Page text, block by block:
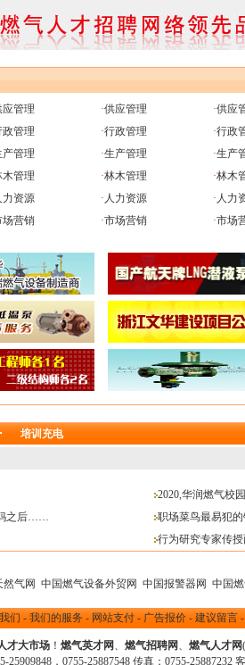
应管理 ·供应管理 ·供应
政管理 ·行政管理 ·行政
产管理 ·生产管理 ·生产
木管理 ·林木管理 ·林木
力资源 · 人力资源 · 人力
场营销 ·市场营销 ·市场
培训充电
之后……
2020,华润燃气校
职场菜鸟最易犯的
行为研究专家传
然气网 中国燃气设备外贸网 中国报警器网 中国
们 - 我们的服务 - 网站支付- 广告报价- 建议留言-
才大市场！ 燃气英才网 、 燃气招聘网 、 燃气人才网
，0755-25887548 传真：0755-25887232